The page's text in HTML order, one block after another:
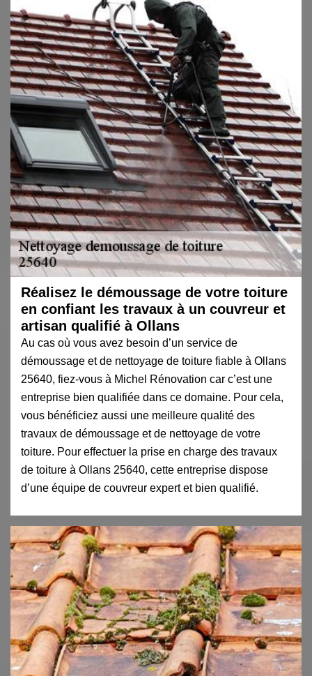
Réalisez le démoussage de votre toiture
en confiant les travaux à un couvreur et
artisan qualifié à Ollans
Au cas où vous avez besoin d’un service de
démoussage et de nettoyage de toiture fiable à Ollans
25640, fiez-vous à Michel Rénovation car c’est une
entreprise bien qualifiée dans ce domaine. Pour cela,
vous bénéficiez aussi une meilleure qualité des
travaux de démoussage et de nettoyage de votre
toiture. Pour effectuer la prise en charge des travaux
de toiture à Ollans 25640, cette entreprise dispose
d’une équipe de couvreur expert et bien qualifié.